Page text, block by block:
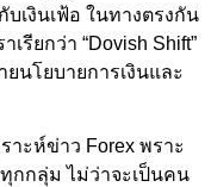
เงินเฟ้อ ในทางตรงกัน
รียกว่า “Dovish Shift”
นโยบายการเงินและ
ะห์ข่าว Forex พราะ
กกลุ่ม ไม่ว่าจะเป็นคน